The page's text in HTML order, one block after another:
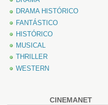
DRAMA HISTÓRICO
FANTÁSTICO
HISTÓRICO
MUSICAL
THRILLER
WESTERN
CINEMANET